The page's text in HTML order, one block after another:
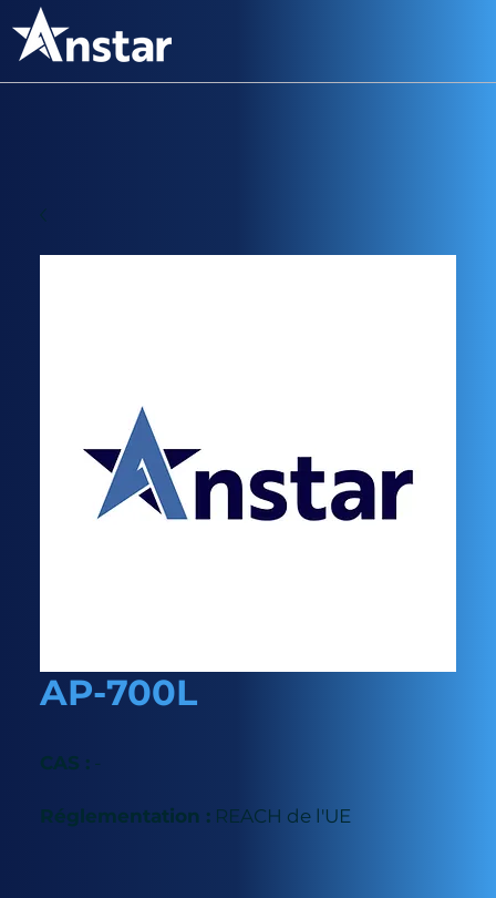
AP-700L
CAS : -
Réglementation : REACH de l'UE